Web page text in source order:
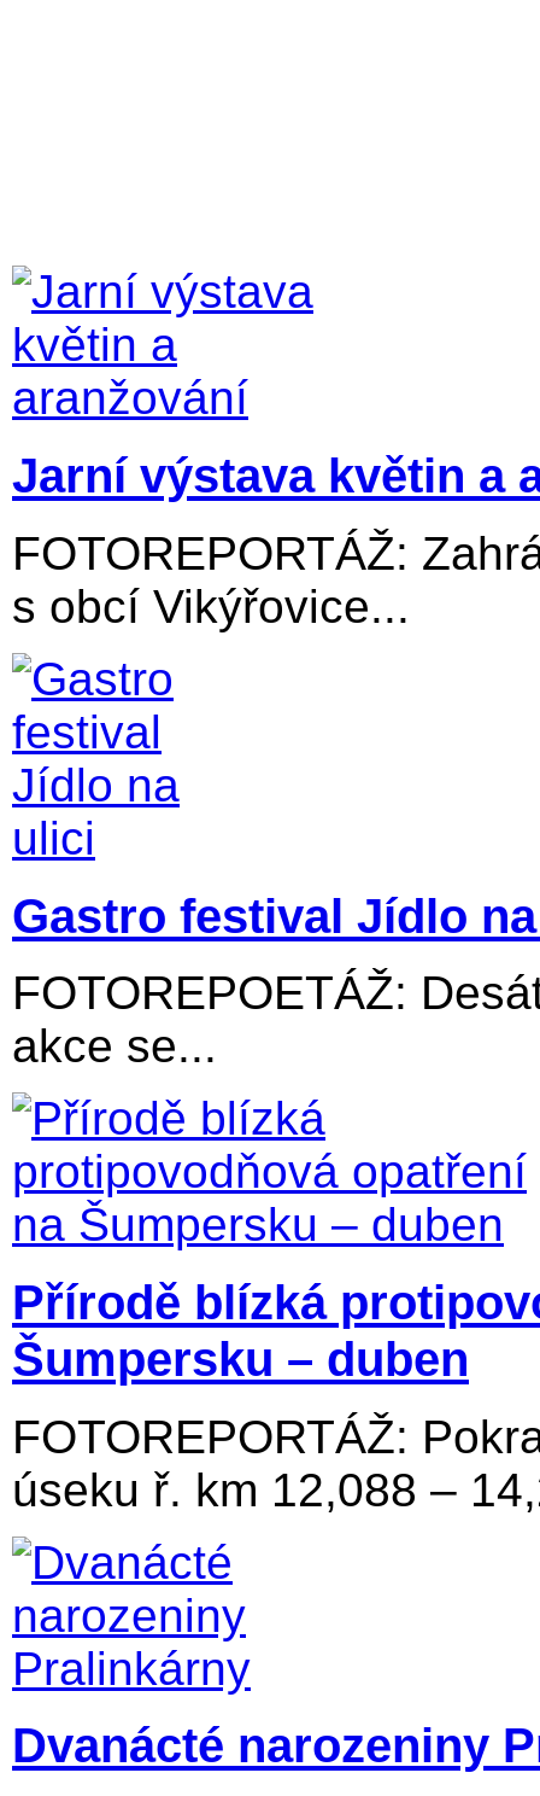
Jarní výstava květin a
FOTOREPORTÁŽ:
s obcí Vikýřovice...
Gastro festival Jídlo
FOTOREPOETÁŽ:
akce se...
Přírodě blízká
Šumpersku – duben
FOTOREPORTÁŽ:
úseku ř. km 12,088 –
Dvanácté narozeniny